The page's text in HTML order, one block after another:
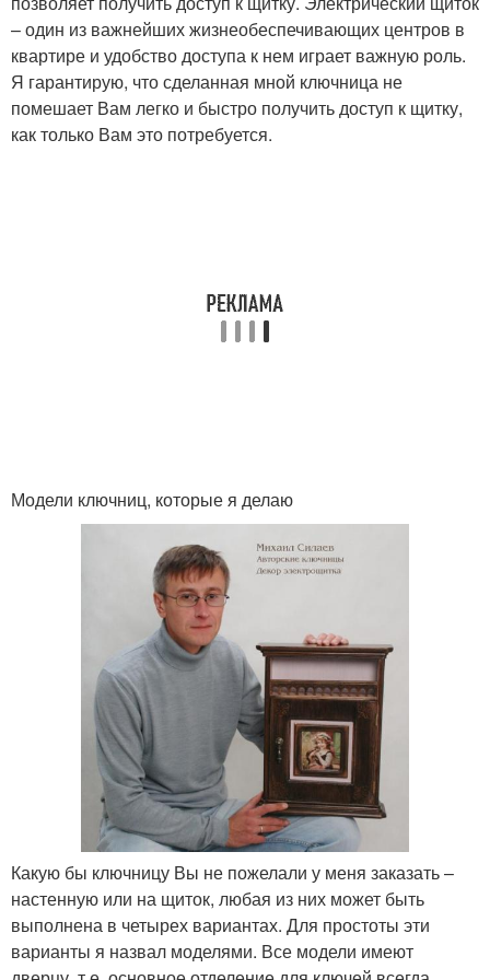
– один из важнейших жизнеобеспечивающих центров в
квартире и удобство доступа к нем играет важную роль.
Я гарантирую, что сделанная мной ключница не
помешает Вам легко и быстро получить доступ к щитку,
как только Вам это потребуется.
Модели ключниц, которые я делаю
Какую бы ключницу Вы не пожелали у меня заказать –
настенную или на щиток, любая из них может быть
выполнена в четырех вариантах. Для простоты эти
варианты я назвал моделями. Все модели имеют